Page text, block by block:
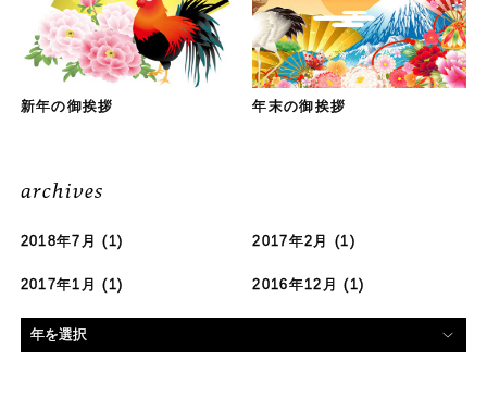
新年の御挨拶 年末の御挨拶
archives
2018年7月 (1) 2017年2月 (1)
2017年1月 (1) 2016年12月 (1)